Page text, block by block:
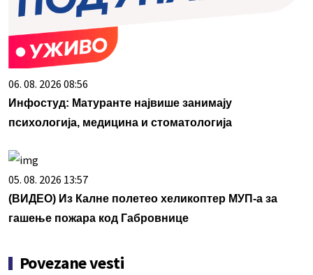
06. 08. 2026 08:56
Инфостуд: Матуранте највише занимају
психологија, медицина и стоматологија
05. 08. 2026 13:57
(ВИДЕО) Из Калне полетео хеликоптер МУП-а за
гашење пожара код Габровнице
Povezane vesti